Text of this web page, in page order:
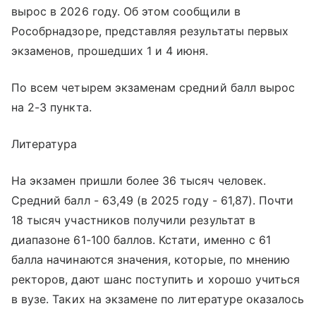
вырос в 2026 году. Об этом сообщили в
Рособрнадзоре, представляя результаты первых
экзаменов, прошедших 1 и 4 июня.
По всем четырем экзаменам средний балл вырос
на 2-3 пункта.
Литература
На экзамен пришли более 36 тысяч человек.
Средний балл - 63,49 (в 2025 году - 61,87). Почти
18 тысяч участников получили результат в
диапазоне 61-100 баллов. Кстати, именно с 61
балла начинаются значения, которые, по мнению
ректоров, дают шанс поступить и хорошо учиться
в вузе. Таких на экзамене по литературе оказалось